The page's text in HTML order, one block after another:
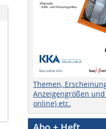
Themen,
Anzeigengrößen
online) etc.